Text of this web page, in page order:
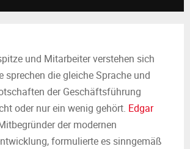
und Mitarbeiter verstehen sich
sprechen die gleiche Sprache und
der Geschäftsführung
oder nur ein wenig gehört. Edgar
der modernen
formulierte es sinngemäß